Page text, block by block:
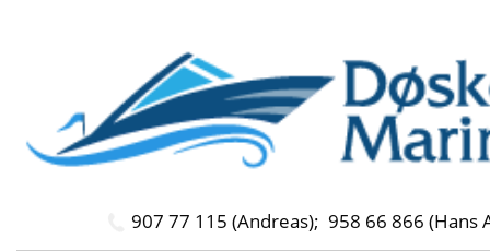
907 77 115 (Andreas); 958 66 866 (Hans